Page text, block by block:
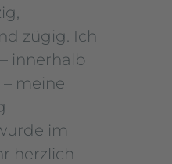
zügig. Ich
innerhalb
meine
im
herzlich